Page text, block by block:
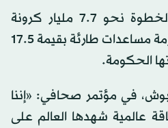
ويُتوقع أن تُكلف هذه الخطوة نحو 7.7 مليار كرونة
سويدية، وهي جزء من حزمة مساعدات طارئة بقيمة 17.5
الحكومة.
بوش، في مؤتمر صحافي: «إننا
عالمية شهدها العالم على